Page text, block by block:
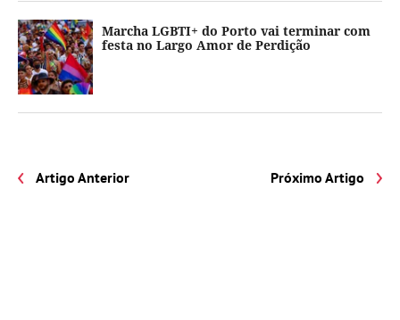
Marcha LGBTI+ do Porto vai terminar com
festa no Largo Amor de Perdição
Artigo Anterior Próximo Artigo